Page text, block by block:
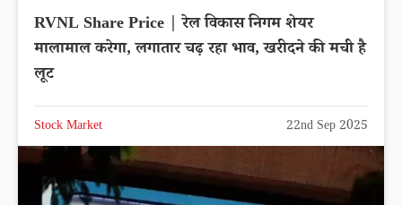
RVNL Share Price | रेल विकास निगम शेयर
मालामाल करेगा, लगातार चढ़ रहा भाव, खरीदने की मची है
लूट
Stock Market 22nd Sep 2025